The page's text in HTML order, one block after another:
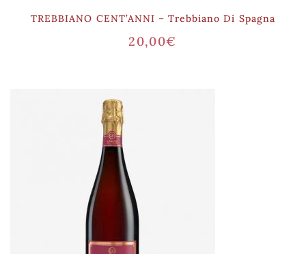
TREBBIANO CENT’ANNI – Trebbiano Di Spagna
20,00€